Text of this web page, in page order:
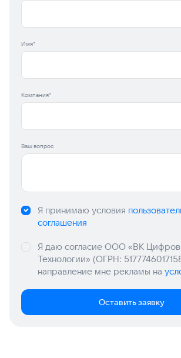
Имя*
Компания*
Ваш вопрос
Я принимаю условия
соглашения
Я даю согласие ООО «ВК
Технологии» (ОГРН:
направление мне рекламы на
Оставить заявку